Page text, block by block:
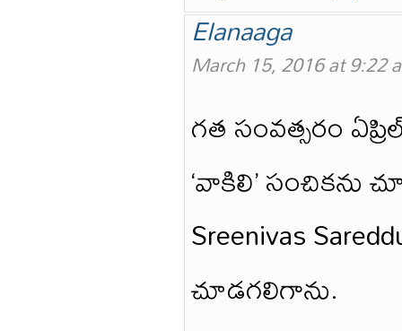
Elanaaga
March 15, 2016 at 9:22
గత సంవత్సరం
‘వాకిలి’ సంచికను
Sreenivas
చూడగలిగాను.